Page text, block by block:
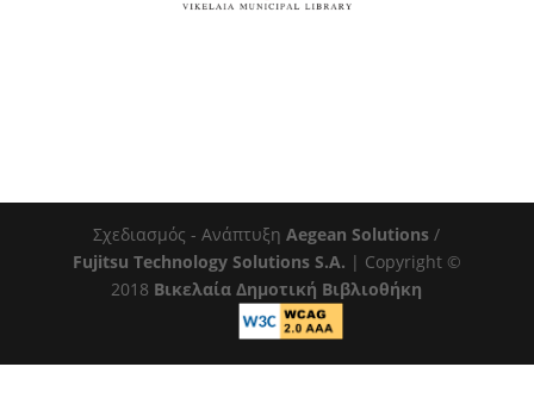
Σχεδιασμός - ΑνάπτυξηAegean Solutions /
Fujitsu Technology Solutions S.A. | Copyright ©
2018 Βικελαία Δημοτική Βιβλιοθήκη